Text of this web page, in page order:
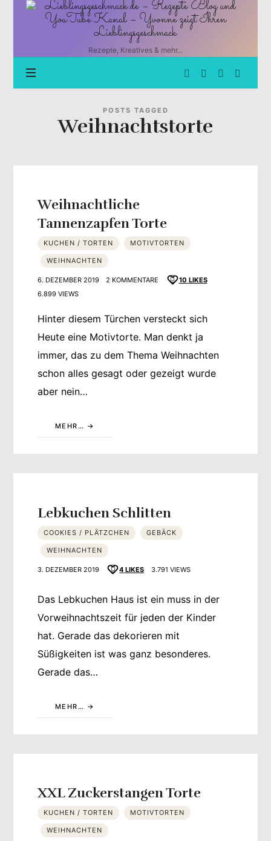
Lieblingsgeschmack.de
Rezepte
und
YouTube
Kanal
Rezepte, Kreatives & mehr...
POSTS TAGGED
Weihnachtstorte
Weihnachtliche
Tannenzapfen Torte
KUCHEN / TORTEN MOTIVTORTEN
WEIHNACHTEN
6. DEZEMBER 2019 2 KOMMENTARE 10 LIKES
6.899 VIEWS
Hinter diesem Türchen versteckt sich
Heute eine Motivtorte. Man denkt ja
immer, das zu dem Thema Weihnachten
schon alles gesagt oder gezeigt wurde
aber nein…
MEHR…
Lebkuchen Schlitten
COOKIES / PLÄTZCHEN GEBÄCK
WEIHNACHTEN
3. DEZEMBER 2019 4 LIKES 3.791 VIEWS
Das Lebkuchen Haus ist ein muss in der
Vorweihnachtszeit für jeden der Kinder
hat. Gerade das dekorieren mit
Süßigkeiten ist was ganz besonderes.
Gerade das…
MEHR…
XXL Zuckerstangen Torte
KUCHEN / TORTEN MOTIVTORTEN
WEIHNACHTEN